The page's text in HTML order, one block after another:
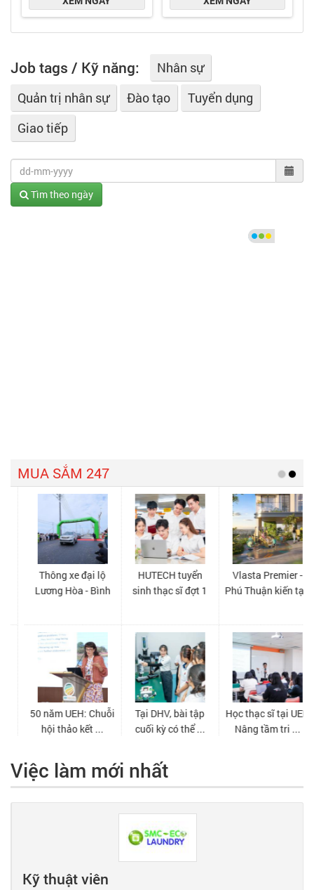
Job tags / Kỹ năng:
Nhân sự
Quản trị nhân sự
Đào tạo
Tuyển dụng
Giao tiếp
Tìm theo ngày
Việc làm mới nhất
Kỹ thuật viên